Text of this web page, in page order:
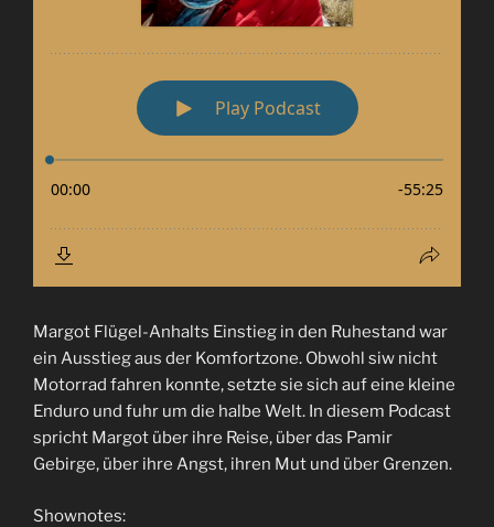
Margot Flügel-Anhalts Einstieg in den Ruhestand war
ein Ausstieg aus der Komfortzone. Obwohl siw nicht
Motorrad fahren konnte, setzte sie sich auf eine kleine
Enduro und fuhr um die halbe Welt. In diesem Podcast
spricht Margot über ihre Reise, über das Pamir
Gebirge, über ihre Angst, ihren Mut und über Grenzen.
Shownotes: